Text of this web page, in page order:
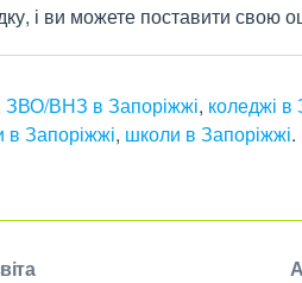
і ви можете поставити свою
ЗВО/ВНЗ в Запоріжжі, коледжі в
в Запоріжжі, школи в Запоріжжі.